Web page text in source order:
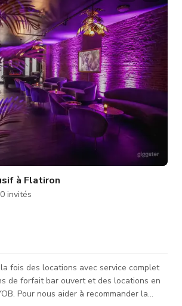
Plafond = 12ft - Papier sans couture = 15
- Si vous souhaitez utiliser un fond en
à Flatiron
invités
fois des locations avec service complet
de forfait bar ouvert et des locations en
la